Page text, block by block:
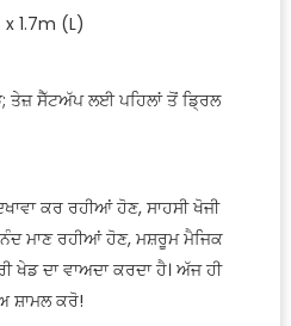
1.7m (L)
ਤੇਜ਼ ਸੈੱਟਅੱਪ ਲਈ ਪਹਿਲਾਂ ਤੋਂ ਡ੍ਰਿਲ
ਕਰ ਰਹੀਆਂ ਹੋਣ, ਸਾਹਸੀ ਖੋਜੀ
ਮਾਣ ਰਹੀਆਂ ਹੋਣ, ਮਸ਼ਰੂਮ ਮੈਜਿਕ
ਖੇਡ ਦਾ ਵਾਅਦਾ ਕਰਦਾ ਹੈ। ਅੱਜ ਹੀ
ਸ਼ਾਮਲ ਕਰੋ!